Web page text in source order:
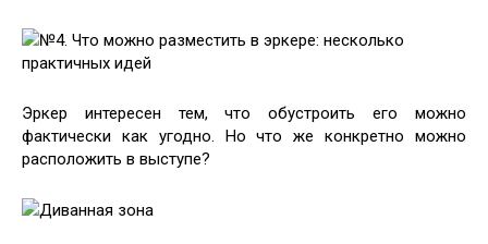
№4. Что можно разместить в эркере: несколько
практичных идей
Эркер интересен тем, что обустроить его можно
фактически как угодно. Но что же конкретно можно
расположить в выступе?
Диванная зона